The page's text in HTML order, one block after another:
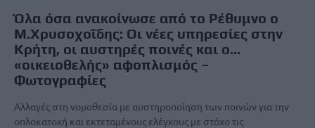
Όλα όσα ανακοίνωσε από το Ρέθυμνο ο
Μ.Χρυσοχοΐδης: Οι νέες υπηρεσίες στην
Κρήτη, οι αυστηρές ποινές και ο…
«οικειοθελής» αφοπλισμός –
Φωτογραφίες
Αλλαγές στη νομοθεσία με αυστηροποίηση των ποινών για την
οπλοκατοχή και εκτεταμένους ελέγχους με στόχο τις